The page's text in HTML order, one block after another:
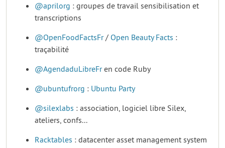
@aprilorg : groupes de travail sensibilisation et
transcriptions
@OpenFoodFactsFr/ Open Beauty Facts :
traçabilité
@AgendaduLibreFren code Ruby
@ubuntufrorg : Ubuntu Party
@silexlabs : association, logiciel libre Silex,
ateliers, confs...
Racktables : datacenter asset management system